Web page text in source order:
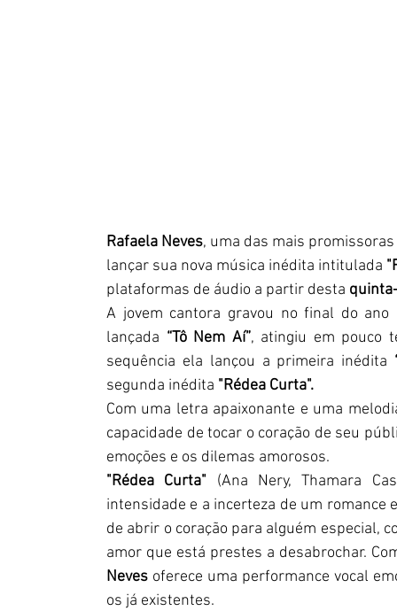
Rafaela Neves, uma das mais
lançar sua nova música inédita intitulada
plataformas de áudio a partir desta
A jovem cantora gravou no final do
lançada “Tô Nem Aí”, atingiu em pouco
sequência ela lançou a primeira inédita
segunda inédita "Rédea Curta".
Com uma letra apaixonante e uma
capacidade de tocar o coração de seu
emoções e os dilemas amorosos.
"Rédea Curta" (Ana Nery, Thamara
intensidade e a incerteza de um romance
de abrir o coração para alguém especial,
amor que está prestes a desabrochar.
Neves oferece uma performance vocal
os já existentes.